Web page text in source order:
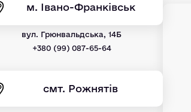
м. Івано-Франківськ
вул. Грюнвальдська, 14Б
+380 (99) 087-65-64
смт. Рожнятів